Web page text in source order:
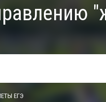
ЕГЭ